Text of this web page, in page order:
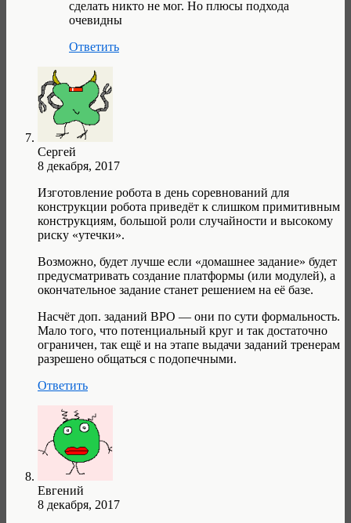
сделать никто не мог. Но плюсы подхода
очевидны
Ответить
Сергей
8 декабря, 2017
Изготовление робота в день соревнований для
конструкции робота приведёт к слишком примитивным
конструкциям, большой роли случайности и высокому
риску «утечки».
Возможно, будет лучше если «домашнее задание» будет
предусматривать создание платформы (или модулей), а
окончательное задание станет решением на её базе.
Насчёт доп. заданий ВРО — они по сути формальность.
Мало того, что потенциальный круг и так достаточно
ограничен, так ещё и на этапе выдачи заданий тренерам
разрешено общаться с подопечными.
Ответить
Евгений
8 декабря, 2017